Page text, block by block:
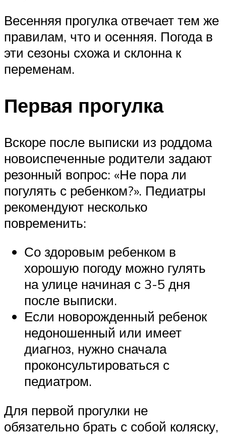
Весенняя прогулка отвечает тем же
правилам, что и осенняя. Погода в
эти сезоны схожа и склонна к
переменам.
Первая прогулка
Вскоре после выписки из роддома
новоиспеченные родители задают
резонный вопрос: «Не пора ли
погулять с ребенком?». Педиатры
рекомендуют несколько
повременить:
Со здоровым ребенком в
хорошую погоду можно гулять
на улице начиная с 3-5 дня
после выписки.
Если новорожденный ребенок
недоношенный или имеет
диагноз, нужно сначала
проконсультироваться с
педиатром.
Для первой прогулки не
обязательно брать с собой коляску,